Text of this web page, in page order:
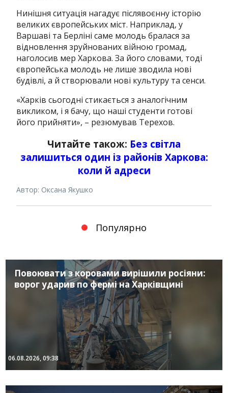
Нинішня ситуація нагадує післявоєнну історію
великих європейських міст. Наприклад, у
Варшаві та Берліні саме молодь бралася за
відновлення зруйнованих війною громад,
наголосив мер Харкова. За його словами, тоді
європейська молодь не лише зводила нові
будівлі, а й створювали нові культуру та сенси.
«Харків сьогодні стикається з аналогічним
викликом, і я бачу, що наші студенти готові
його прийняти», – резюмував Терехов.
Читайте також: Без світла
залишиться один із районів Харкова:
коли й адреси
Автор: Оксана Якушко
Популярно
Повоювати з коровами вирішили росіяни:
ворог ударив по фермі на Харківщині
06.08.2026, 09:38